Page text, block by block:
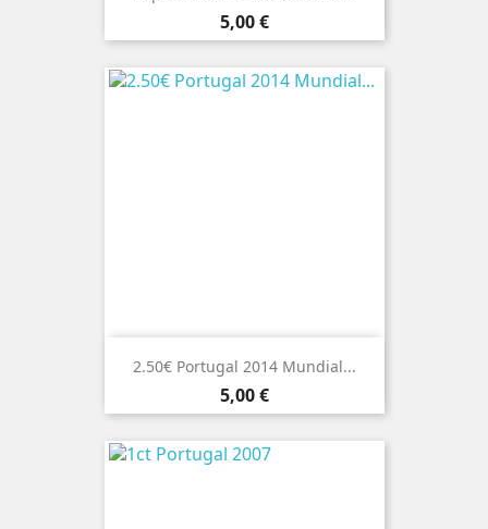
Preço
5,00 €
2.50€ Portugal 2014 Mundial...
Preço
5,00 €